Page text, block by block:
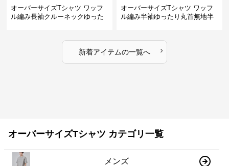
オーバーサイズTシャツ ワッフ
ル編み長袖クルーネックゆった
オーバーサイズTシャツ ワッフ
ル編み半袖ゆったり丸首無地半
新着アイテムの一覧へ ›
オーバーサイズTシャツ カテゴリ一覧
メンズ